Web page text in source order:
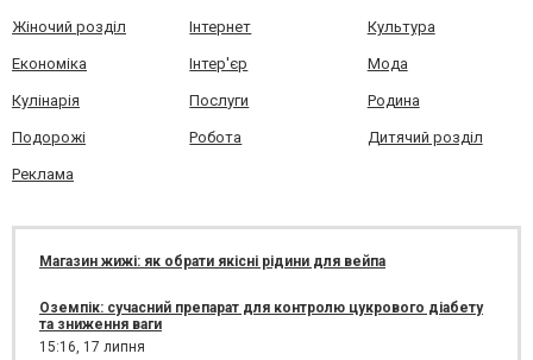
Жіночий розділ Інтернет Культура
Економіка Інтер'єр Мода
Кулінарія Послуги Родина
Подорожі Робота Дитячий розділ
Реклама
Магазин жижі: як обрати якісні рідини для вейпа
Оземпік: сучасний препарат для контролю цукрового діабету
та зниження ваги
15:16, 17 липня